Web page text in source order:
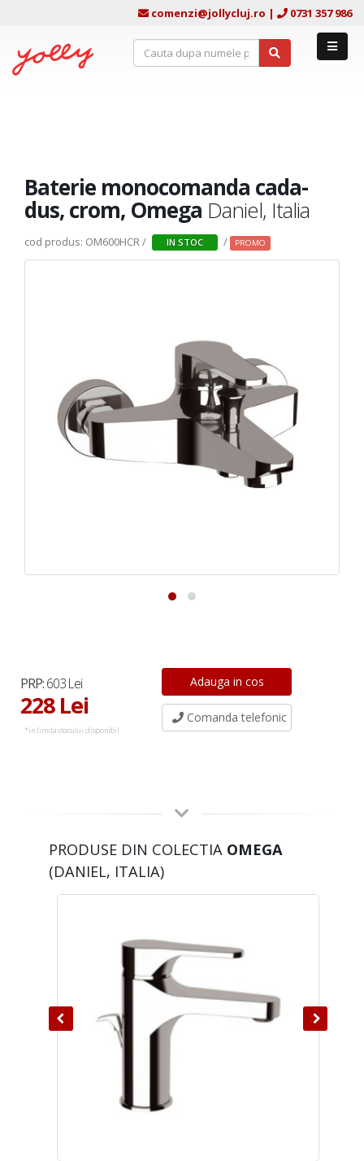
comenzi@jollycluj.ro | 0731 357 986
Baterie monocomanda cada-
dus, crom, Omega Daniel, Italia
cod produs: OM600HCR / IN STOC / PROMO
PRP:603 Lei
228 Lei
*in limita stocului disponibil
Comanda telefonic
PRODUSE DIN COLECTIA OMEGA
(DANIEL, ITALIA)